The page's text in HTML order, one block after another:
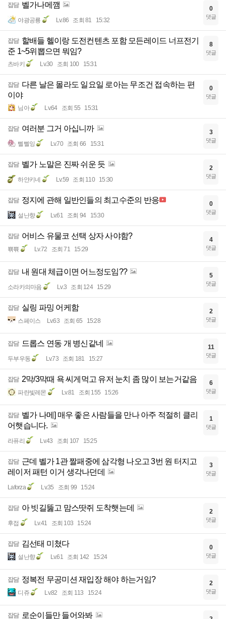
잡담 벨가나메깸
야광공룡 Lv.86 조회 81 15:32
0
댓글
잡담 할배들 헬이랑 도전컨텐츠 포함 모든레이드 너프전기
준 1~5위뽑으면 뭐임?
츠바키 Lv.30 조회 100 15:31
8
댓글
잡담 다른 날은 몰라도 일요일 로아는 무조건 접속하는 편
이야
님아 Lv.64 조회 55 15:31
0
댓글
잡담 여러분 그거 아십니까
삘삘잉 Lv.70 조회 66 15:31
3
댓글
잡담 벨가 노말은 진짜 쉬운 듯
하얀키네 Lv.59 조회 110 15:30
2
댓글
잡담 정지에 관해 일반인들의 최고수준의 반응
설난향 Lv.61 조회 94 15:30
0
댓글
잡담 어비스 유물코 선택 상자 사야함?
뾲쀾 Lv.72 조회 71 15:29
4
댓글
잡담 내 원대 체급이면 어느정도임??
소라카의마음 Lv.3 조회 124 15:29
5
댓글
잡담 실링 파밍 어케함
스페이스 Lv.63 조회 65 15:28
2
댓글
잡담 드롭스 연동 개 병신같네
두부우동 Lv.73 조회 181 15:27
11
댓글
잡담 2막/3막때 욕 씨게먹고 유저 눈치 좀 많이 보는거같음
파란빛레몬 Lv.81 조회 155 15:26
6
댓글
잡담 벨가 나메] 매우 좋은 사람들을 만나 아주 적절히 클리
어햇습니다.
라퓨리 Lv.43 조회 107 15:25
1
댓글
잡담 근데 벨가 1관 짤패중에 삼각형 나오고 3번 원 터지고
레이저 패턴 이거 생각나던데
Laforza Lv.35 조회 99 15:24
3
댓글
잡담 아 빗길뚫고 맘스땃쥐 도착햇는데
후접 Lv.41 조회 103 15:24
2
댓글
잡담 김선태 미쳤다
설난향 Lv.61 조회 142 15:24
0
댓글
잡담 정복전 무공미션 재입장 해야 하는거임?
디쥬 Lv.82 조회 113 15:24
2
댓글
잡담 로순이들만 들어와봐